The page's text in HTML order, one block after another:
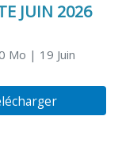
JUIN 2026
Mo | 19 Juin